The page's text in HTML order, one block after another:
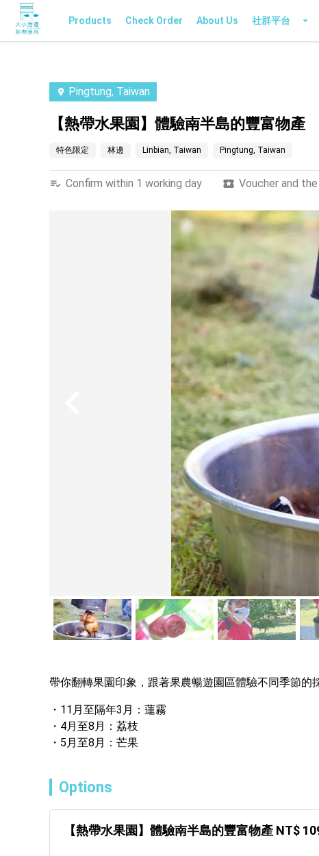
Products Check Order About Us 社群平台
Pingtung, Taiwan
【熱帶水果園】體驗南半島的豐富物產
特色限定 林邊 Linbian, Taiwan Pingtung, Taiwan
Confirm within 1 working day
Voucher and
帶你翻轉果園印象，跟著果農暢遊園區體驗不同季節的
11月至隔年3月：蓮霧
4月至8月：荔枝
5月至8月：芒果
Options
【熱帶水果園】體驗南半島的豐富物產 NT$